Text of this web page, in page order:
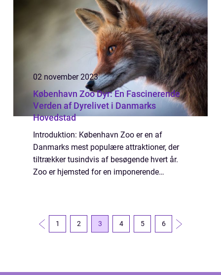
02 november 2023
København Zoo Dyr: En Fascinerende
Verden af Dyrelivet i Danmarks
Hovedstad
Introduktion: København Zoo er en af
Danmarks mest populære attraktioner, der
tiltrækker tusindvis af besøgende hvert år.
Zoo er hjemsted for en imponerende
1 2 3 4 5 6